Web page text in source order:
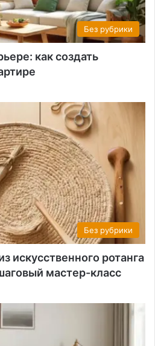
Без рубрики
как создать
Без рубрики
искусственного ротанга
мастер-класс